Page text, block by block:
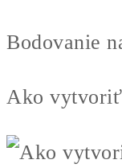
Bodovanie
Ako vytvoriť